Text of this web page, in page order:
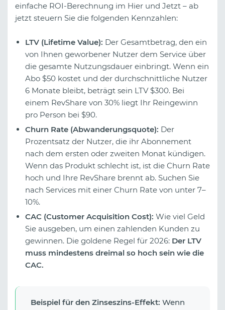
einfache ROI-Berechnung im Hier und Jetzt – ab
jetzt steuern Sie die folgenden Kennzahlen:
LTV (Lifetime Value): Der Gesamtbetrag, den ein
von Ihnen geworbener Nutzer dem Service über
die gesamte Nutzungsdauer einbringt. Wenn ein
Abo $50 kostet und der durchschnittliche Nutzer
6 Monate bleibt, beträgt sein LTV $300. Bei
einem RevShare von 30% liegt Ihr Reingewinn
pro Person bei $90.
Churn Rate (Abwanderungsquote): Der
Prozentsatz der Nutzer, die ihr Abonnement
nach dem ersten oder zweiten Monat kündigen.
Wenn das Produkt schlecht ist, ist die Churn Rate
hoch und Ihre RevShare brennt ab. Suchen Sie
nach Services mit einer Churn Rate von unter 7–
10%.
CAC (Customer Acquisition Cost): Wie viel Geld
Sie ausgeben, um einen zahlenden Kunden zu
gewinnen. Die goldene Regel für 2026: Der LTV
muss mindestens dreimal so hoch sein wie die
CAC.
Beispiel für den Zinseszins-Effekt: Wenn